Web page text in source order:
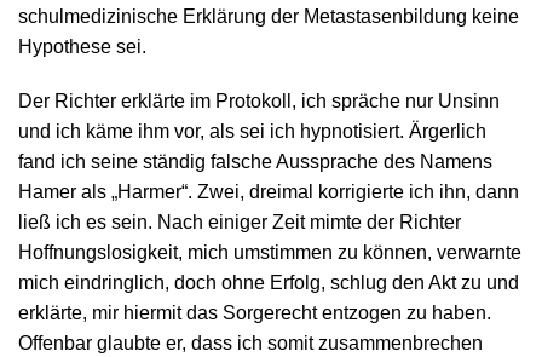
schulmedizinische Erklärung der Metastasenbildung keine
Hypothese sei.
Der Richter erklärte im Protokoll, ich spräche nur Unsinn
und ich käme ihm vor, als sei ich hypnotisiert. Ärgerlich
fand ich seine ständig falsche Aussprache des Namens
Hamer als „Harmer“. Zwei, dreimal korrigierte ich ihn, dann
ließ ich es sein. Nach einiger Zeit mimte der Richter
Hoffnungslosigkeit, mich umstimmen zu können, verwarnte
mich eindringlich, doch ohne Erfolg, schlug den Akt zu und
erklärte, mir hiermit das Sorgerecht entzogen zu haben.
Offenbar glaubte er, dass ich somit zusammenbrechen